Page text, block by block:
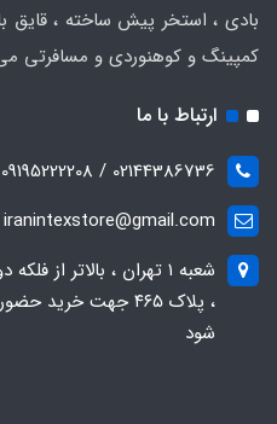
بادی ، استخر پیش ساخته ،
کمپینگ و کوهنوردی و مسافرتی
ارتباط با ما
02144386736 / 09195222208
iranintexstore@gmail.com
شعبه ۱ تهران ، بالاتر از
، پلاک ۴۶۵ جهت
شود